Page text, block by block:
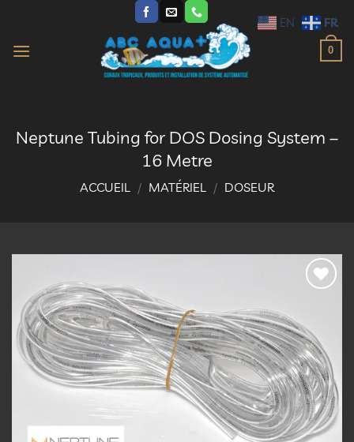
contenu
0
Neptune Tubing for DOS Dosing System –
16 Metre
ACCUEIL / MATÉRIEL / DOSEUR
liste
d’envies
EN FR